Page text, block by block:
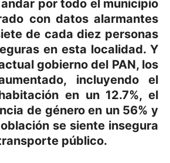
por todo el municipio
con datos alarmantes
de cada diez personas
en esta localidad. Y
gobierno del PAN, los
incluyendo el
en un 12.7%, el
de género en un 56% y
se siente insegura
público.